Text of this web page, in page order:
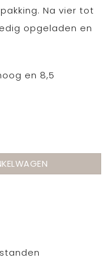
Na vier tot
opgeladen en
en 8,5